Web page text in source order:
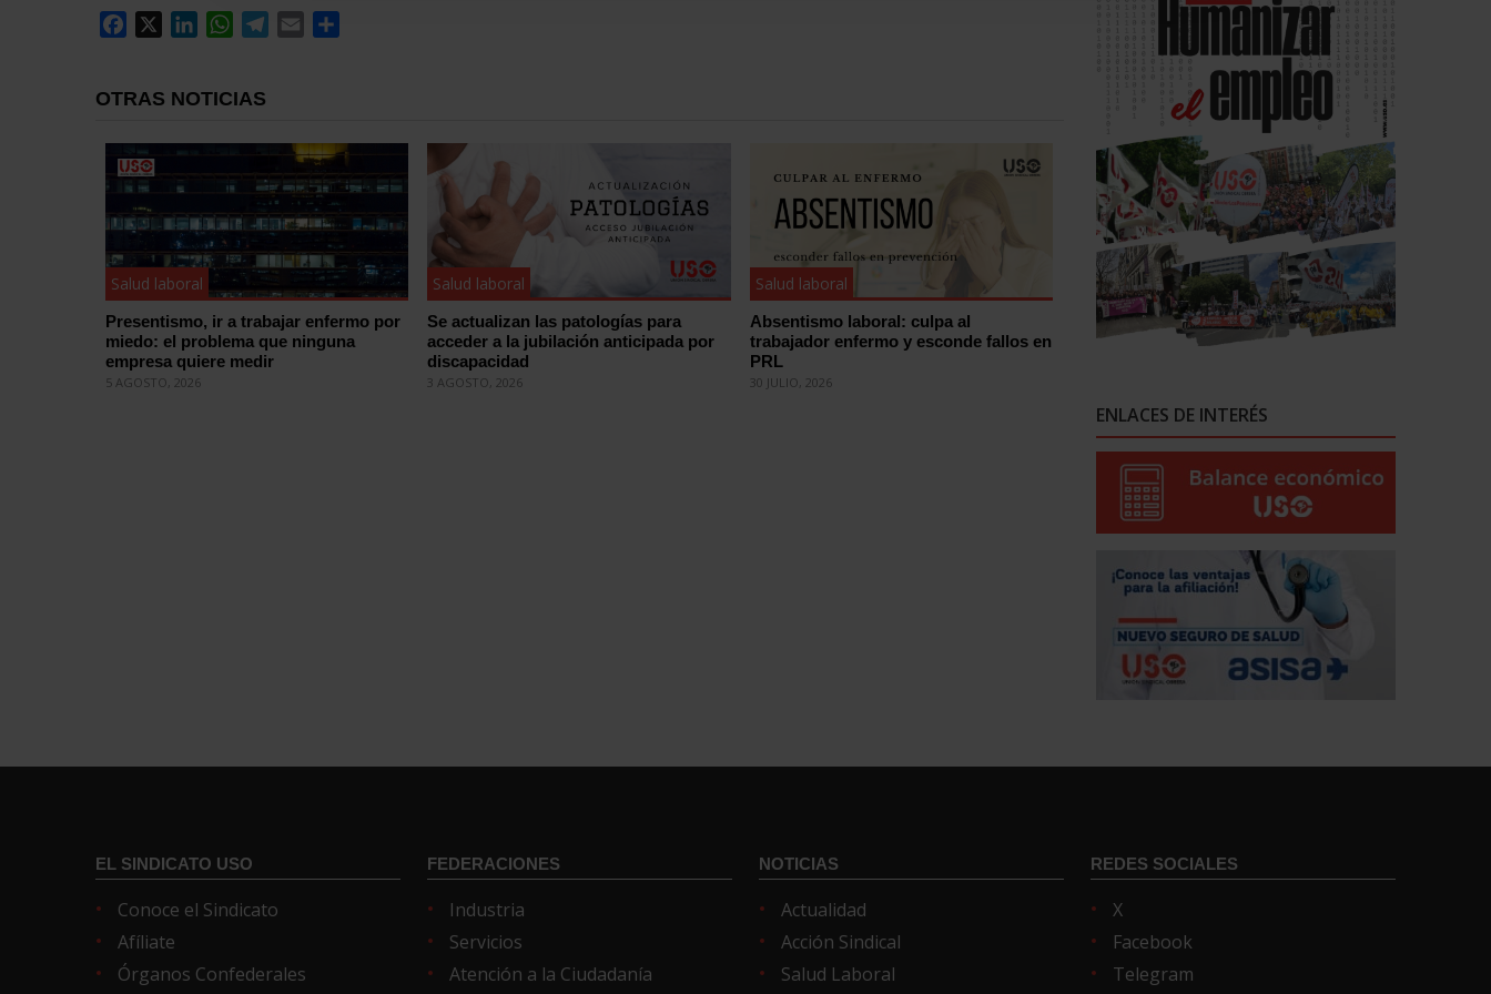
Facebook
LinkedInWhatsApp
Telegram
Email
OTRAS NOTICIAS
Salud laboral
Presentismo, ir a trabajar enfermo por
miedo: el problema que ninguna
empresa quiere medir
5 AGOSTO, 2026
Salud laboral
Se actualizan las patologías para
acceder a la jubilación anticipada por
discapacidad
3 AGOSTO, 2026
Salud laboral
Absentismo laboral: culpa al
trabajador enfermo y esconde fallos en
PRL
30 JULIO, 2026
ENLACES DE INTERÉS
EL SINDICATO USO
Conoce el Sindicato
Afíliate
Órganos Confederales
FEDERACIONES
Industria
Servicios
Atención a la Ciudadanía
NOTICIAS
Actualidad
Acción Sindical
Salud Laboral
REDES SOCIALES
X
Facebook
Telegram